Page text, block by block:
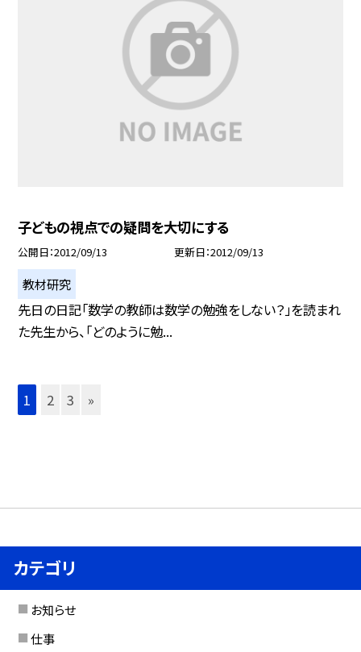
子どもの視点での疑問を大切にする
公開日 2012/09/13 更新日 2012/09/13
教材研究
先日の日記「数学の教師は数学の勉強をしない？」を読まれ
た先生から、「どのように勉...
1 2 3 »
カテゴリ
お知らせ
仕事